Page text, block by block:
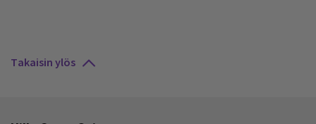
Takaisin ylös